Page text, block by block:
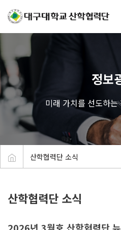
정보
미래 가치를 선도하
산학협력단 소식
산학협력단 소식